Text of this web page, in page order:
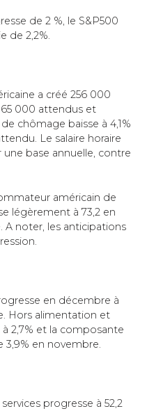
de 2 %, le S&P500
de 2,2%.
a créé 256 000
000 attendus et
chômage baisse à 4,1%
Le salaire horaire
base annuelle, contre
américain de
légèrement à 73,2 en
A noter, les anticipations
en décembre à
Hors alimentation et
2,7% et la composante
3,9% en novembre.
progresse à 52,2